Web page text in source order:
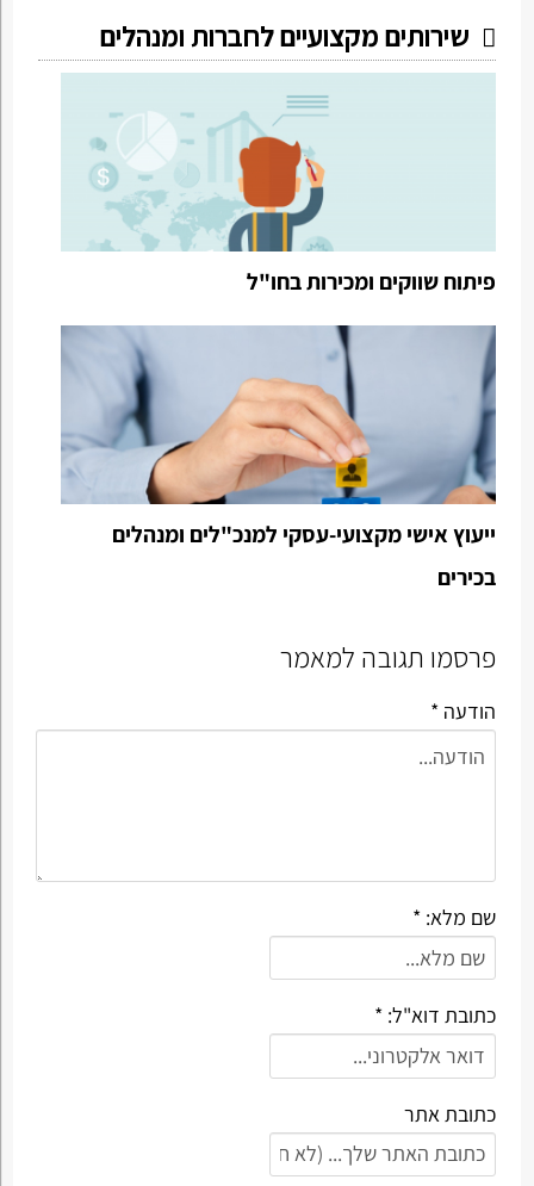
שירותים מקצועיים לחברות ומנהלים
פיתוח שווקים ומכירות בחו"ל
ייעוץ אישי מקצועי-עסקי למנכ"לים ומנהלים
בכירים
פרסמו תגובה למאמר
הודעה *
שם מלא: *
כתובת דוא"ל: *
כתובת אתר